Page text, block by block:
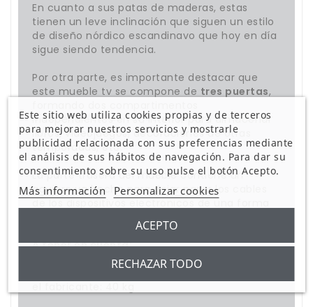
En cuanto a sus patas de maderas, estas
tienen un leve inclinación que siguen un estilo
de diseño nórdico escandinavo que hoy en día
sigue siendo tendencia.
Por otra parte, es importante destacar que
este mueble tv se compone de tres puertas,
independientes en su interior para almacenar
libros, videojuegos, decoraciones de otras
temporadas, etc.
La parte trasera del mueble contiene un
agujero ya hecho para dejar pasar los cables
A tener en cuenta:
Este sitio web utiliza cookies propias y de terceros
para mejorar nuestros servicios y mostrarle
publicidad relacionada con sus preferencias mediante
el análisis de sus hábitos de navegación. Para dar su
consentimiento sobre su uso pulse el botón Acepto.
Más información Personalizar cookies
RECHAZAR TODO
ACEPTO